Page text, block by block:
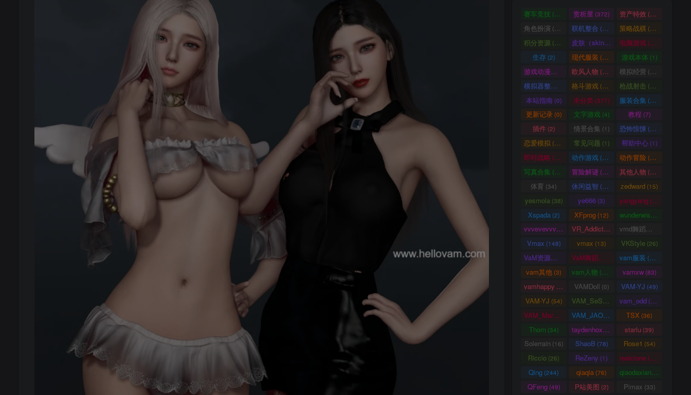
赛车竞技 (36) 赏析屋 (372) 资产特效 (224)
角色扮演 (207) 联机整合 (34) 策略战棋 (71)
积分资源 (3246) 皮肤（skin） (1)电脑游戏 (1003)
生存(2) 现代服装 (929) 游戏本体 (1)
游戏动漫古装 (466)
欧风人物 (62) 模拟经营 (57)
模拟器整合 格斗游戏 (25) 枪战射击 (105)
本站指南(0) 未分类 (377) 服装合集 (20)
更新记录(0) 文字游戏(4) 教程 (7)
插件(2) 情景合集 (1) 恐怖惊悚 (64)
恋爱模拟 (101) 常见问题 (1) 帮助中心(1)
即时战略 (14) 动作游戏 (33) 动作冒险 (336)
写真合集 (370) 冒险解谜 (30) 其他人物 (661)
体育 (34) 休闲益智 (69) zedward (15)
yesmola (38) ye666 (3) yangyang (86)
Xspada(2) XFprog (12) wunderwise(1)
vvvevevvv
(191) VR_Addict
(38) vmd舞蹈数据
Vmax (148) vmax (13) VKStyle(26)
VaM资源中心 (4163) VaM舞蹈视频 (5)vam服装 (1458)
vam其他 (3) vam人物 (3105) vamxw(83)
vamhappy VAMDoll (0) VAM-YJ (49)
VAM-YJ (54) VAM_SeSe vam_odd (20)
VAM_Mars(0) VAM_JAO
(15) TSX (36)
Thorn(34) taydenhoxe(8) starlu (39)
Solerrain (16) ShaoB (78) Rose1 (54)
Riccio (26) ReZeny (1) realclone (70)
Qing (244) qiaqia (76) qiaodaxian
(16)
QFeng(49) P站美图 (2) Pimax (33)